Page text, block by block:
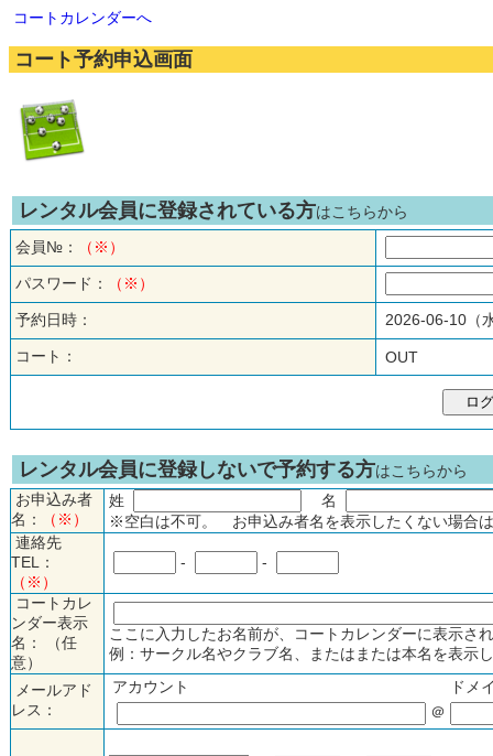
コートカレンダーへ
コート予約申込画面
レンタル会員に登録されている方はこちらから
会員№：
（※）
パスワード： （※）
予約日時： 2026-06-10
コート： OUT
レンタル会員に登録しないで予約する方はこちらから
お申込み者
名：
（※）
姓
名
※空白は不可。 お申込み者名を表示したくない場合
連絡先
TEL：
（※）
- -
コートカレ
ンダー表示
名： （任
意）
ここに入力したお名前が、コートカレンダーに表示
例：サークル名やクラブ名、またはまたは本名を表示
メールアド
レス：
アカウント
ドメ
＠